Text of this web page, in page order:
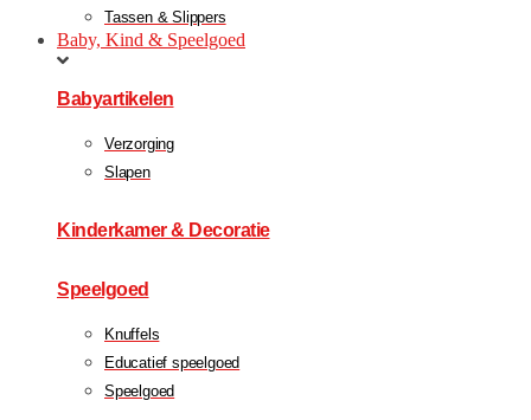
Tassen & Slippers
Baby, Kind & Speelgoed
Babyartikelen
Verzorging
Slapen
Kinderkamer & Decoratie
Speelgoed
Knuffels
Educatief speelgoed
Speelgoed